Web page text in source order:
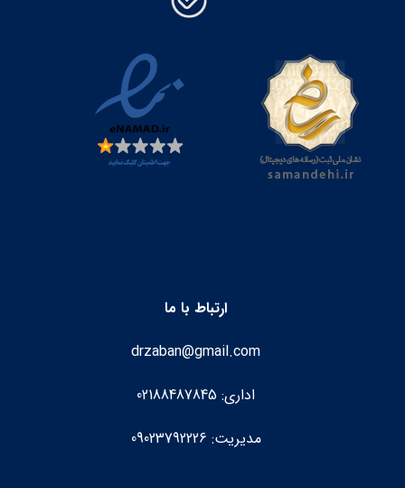
ارتباط با ما
drzaban@gmail.com
اداری: 02188487845
مدیریت: 09023792226